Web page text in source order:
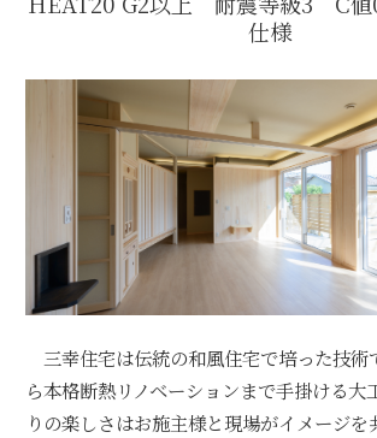
仕様
三幸住宅は伝統の和風住宅で培った技術
ら本格断熱リノベーションまで手掛ける大
りの楽しさはお施主様と現場がイメージを